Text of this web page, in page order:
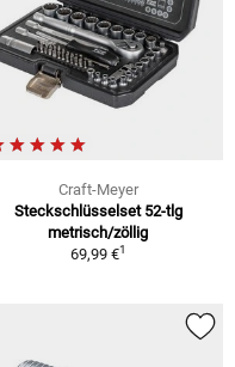
Craft-Meyer
Steckschlüsselset 52-tlg
metrisch/zöllig
69,99 €1